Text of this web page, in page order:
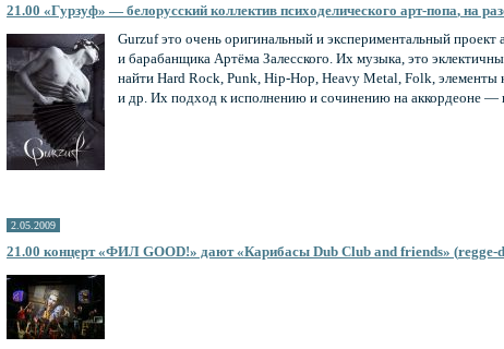
21.00 «Гурзуф» — белорусский коллектив психоделического арт-попа, на
Gurzuf это очень оригинальный и экспериментальный проект
и барабанщика Артёма Залесского. Их музыка, это
найти Hard Rock, Punk, Hip-Hop , Heavy Metal, Folk, элементы
и др. Их подход к исполнению и сочинению на аккордеоне —
2.05.2009
21.00 концерт «ФИЛ GOOD!» дают «Карибасы Dub Club and friends» (regge-